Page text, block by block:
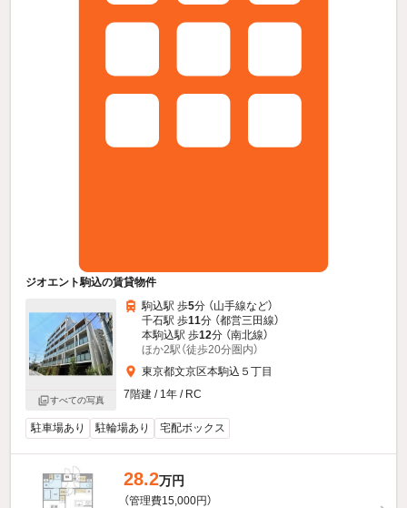
ジオエント駒込の賃貸物件
すべての写真
駒込駅 歩5分 （山手線など）
千石駅 歩11分 （都営三田線）
本駒込駅 歩12分 （南北線）
ほか2駅（徒歩20分圏内）
東京都文京区本駒込５丁目
7階建 / 1年 / RC
駐車場あり 駐輪場あり 宅配ボックス
28.2万円
（管理費15,000円）